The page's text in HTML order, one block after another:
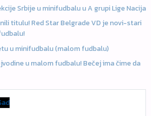
Srbije u minifudbalu u A grupi Lige Nacija
titulu! Red Star Belgrade VD je novi-stari
u minifudbalu (malom fudbalu)
u malom fudbalu! Bečej ima čime da